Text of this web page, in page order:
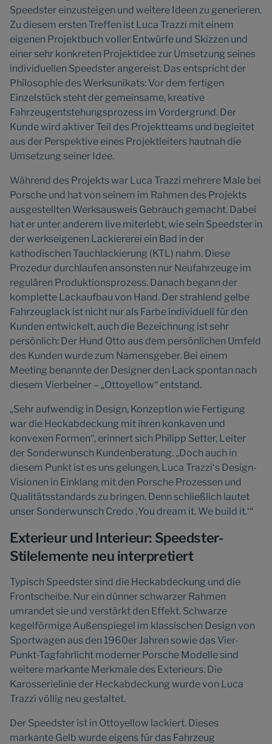
Speedster einzusteigen und weitere Ideen zu generieren.
Zu diesem ersten Treffen ist Luca Trazzi mit einem
eigenen Projektbuch voller Entwürfe und Skizzen und
einer sehr konkreten Projektidee zur Umsetzung seines
individuellen Speedster angereist. Das entspricht der
Philosophie des Werksunikats: Vor dem fertigen
Einzelstück steht der gemeinsame, kreative
Fahrzeugentstehungsprozess im Vordergrund. Der
Kunde wird aktiver Teil des Projektteams und begleitet
aus der Perspektive eines Projektleiters hautnah die
Umsetzung seiner Idee.
Während des Projekts war Luca Trazzi mehrere Male bei
Porsche und hat von seinem im Rahmen des Projekts
ausgestellten Werksausweis Gebrauch gemacht. Dabei
hat er unter anderem live miterlebt, wie sein Speedster in
der werkseigenen Lackiererei ein Bad in der
kathodischen Tauchlackierung (KTL) nahm. Diese
Prozedur durchlaufen ansonsten nur Neufahrzeuge im
regulären Produktionsprozess. Danach begann der
komplette Lackaufbau von Hand. Der strahlend gelbe
Fahrzeuglack ist nicht nur als Farbe individuell für den
Kunden entwickelt, auch die Bezeichnung ist sehr
persönlich: Der Hund Otto aus dem persönlichen Umfeld
des Kunden wurde zum Namensgeber. Bei einem
Meeting benannte der Designer den Lack spontan nach
diesem Vierbeiner – „Ottoyellow“ entstand.
„Sehr aufwendig in Design, Konzeption wie Fertigung
war die Heckabdeckung mit ihren konkaven und
konvexen Formen“, erinnert sich Philipp Setter, Leiter
der Sonderwunsch Kundenberatung. „Doch auch in
diesem Punkt ist es uns gelungen, Luca Trazzi‘s Design-
Visionen in Einklang mit den Porsche Prozessen und
Qualitätsstandards zu bringen. Denn schließlich lautet
unser Sonderwunsch Credo ‚You dream it. We build it.‘“
Exterieur und Interieur: Speedster-
Stilelemente neu interpretiert
Typisch Speedster sind die Heckabdeckung und die
Frontscheibe. Nur ein dünner schwarzer Rahmen
umrandet sie und verstärkt den Effekt. Schwarze
kegelförmige Außenspiegel im klassischen Design von
Sportwagen aus den 1960er Jahren sowie das Vier-
Punkt-Tagfahrlicht moderner Porsche Modelle sind
weitere markante Merkmale des Exterieurs. Die
Karosserielinie der Heckabdeckung wurde von Luca
Trazzi völlig neu gestaltet.
Der Speedster ist in Ottoyellow lackiert. Dieses
markante Gelb wurde eigens für das Fahrzeug